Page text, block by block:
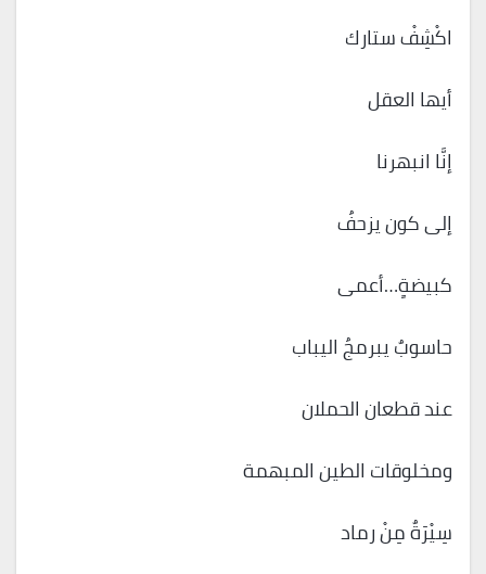
اكْشِفْ ستارك
أيها العقل
إنَّا انبهرنا
إلى كون يزحفُ
كبيضةٍ…أعمى
حاسوبٌ يبرمجُ اليباب
عند قطعان الحملان
ومخلوقات الطين المبهمة
سِيْرَةٌ مِنْ رماد